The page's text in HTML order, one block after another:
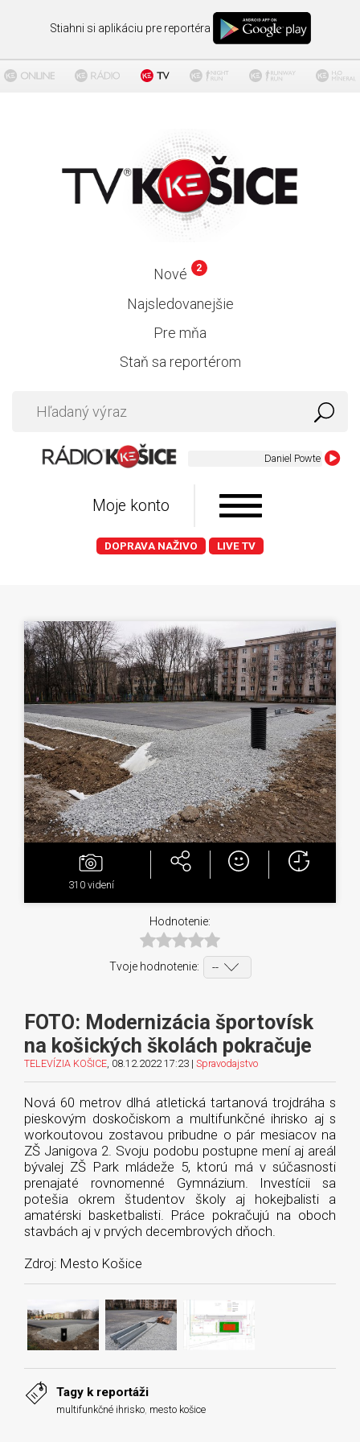
Stiahni si aplikáciu pre reportéra
Nové 2
Najsledovanejšie
Pre mňa
Staň sa reportérom
Moje konto
DOPRAVA NAŽIVO LIVE TV
310videní
Hodnotenie:
Tvoje hodnotenie:
FOTO: Modernizácia športovísk
na košických školách pokračuje
TELEVÍZIA KOŠICE , 08.12.2022 17:23 | Spravodajstvo
Nová 60 metrov dlhá atletická tartanová trojdráha s
pieskovým doskočiskom a multifunkčné ihrisko aj s
workoutovou zostavou pribudne o pár mesiacov na
ZŠ Janigova 2. Svoju podobu postupne mení aj areál
bývalej ZŠ Park mládeže 5, ktorú má v súčasnosti
prenajaté rovnomenné Gymnázium. Investícii sa
potešia okrem študentov školy aj hokejbalisti a
amatérski basketbalisti. Práce pokračujú na oboch
stavbách aj v prvých decembrových dňoch.
Zdroj: Mesto Košice
Tagy k reportáži
multifunkčné ihrisko mesto košice